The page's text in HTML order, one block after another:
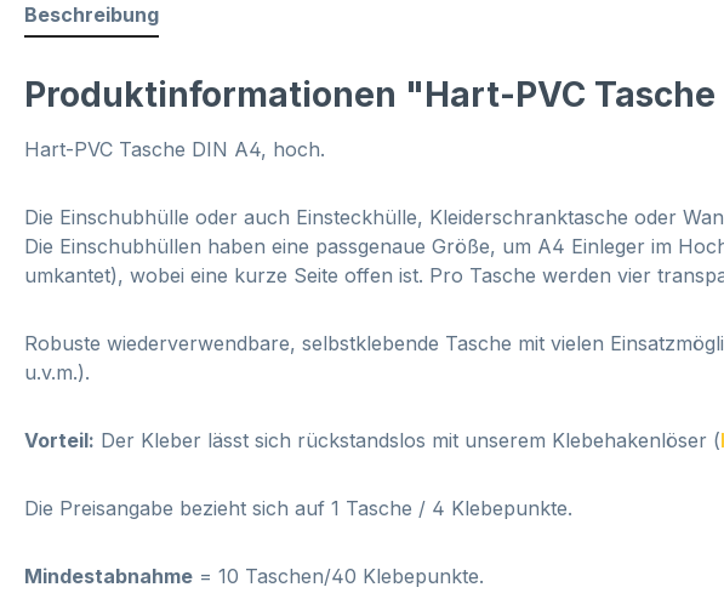
Beschreibung
Produktinformationen "Hart-PVC
Hart-PVC Tasche DIN A4, hoch.
Die Einschubhülle oder auch Einsteckhülle, Kleiderschranktasche oder
Die Einschubhüllen haben eine passgenaue Größe, um A4 Einleger im
umkantet), wobei eine kurze Seite offen ist. Pro Tasche werden vier
Robuste wiederverwendbare, selbstklebende Tasche mit vielen
u.v.m.).
Vorteil: Der Kleber lässt sich rückstandslos mit unserem Klebehakenlöser (
Die Preisangabe bezieht sich auf 1 Tasche / 4 Klebepunkte.
Mindestabnahme = 10 Taschen/40 Klebepunkte.